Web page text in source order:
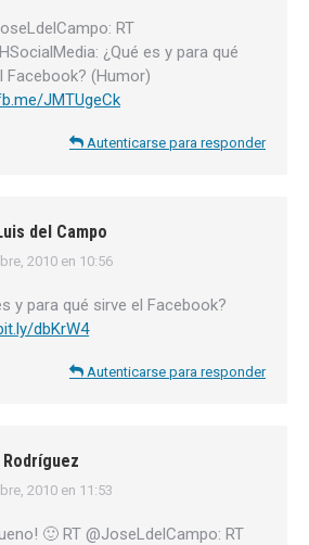
RT
¿Qué es y para qué
Facebook? (Humor)
JMTUgeCk
Autenticarse para responder
del Campo
2010 en 10:56
y para qué sirve el Facebook?
dbKrW4
Autenticarse para responder
2010 en 11:53
🙂 RT @JoseLdelCampo: RT